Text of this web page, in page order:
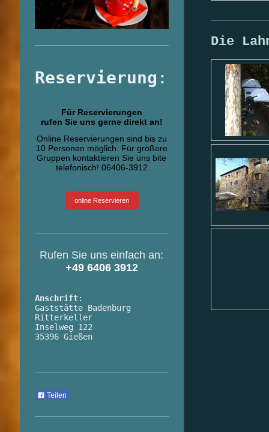
Reservierung :
Für Reservierungen
rufen Sie uns gerne direkt an!
Online Reservierungen sind bis zu
10 Personen möglich. Für größere
Gruppen kontaktieren Sie uns bite
telefonisch! 06406-3912
online Reservieren
Rufen Sie uns einfach an:
+49 6406 3912
Anschrift:
Gaststätte Badenburg
Ritterkeller
Inselweg 122
35396 Gießen
Teilen
Die